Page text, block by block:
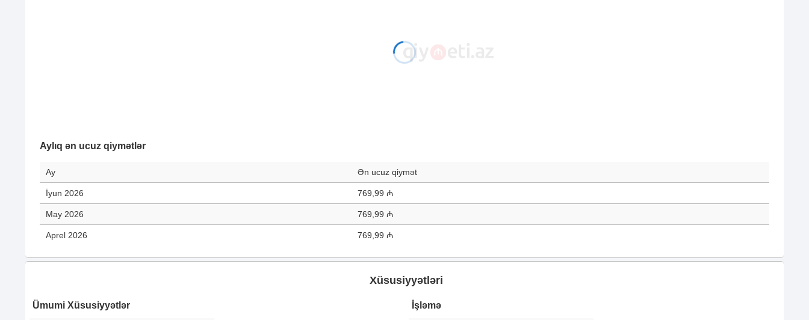
Aylıq ən ucuz qiymətlər
Ay Ən ucuz qiymət
İyun 2026 769,99 ₼
May 2026 769,99 ₼
Aprel 2026 769,99 ₼
Xüsusiyyətləri
Ümumi Xüsusiyyətlər İşləmə